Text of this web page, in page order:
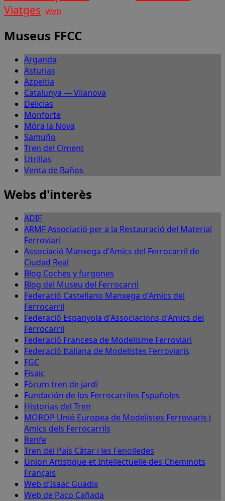
Viatges Web
Museus FFCC
Arganda
Asturias
Azpeitia
Catalunya — Vilanova
Delicias
Monforte
Móra la Nova
Samuño
Tren del Ciment
Utrillas
Venta de Baños
Webs d'interès
ADIF
ARMF Associació per a la Restauració del Material
Ferroviari
Associació Manxega d'Amics del Ferrocarril de
Ciudad Real
Blog Coches y furgones
Blog del Museu del Ferrocarril
Federació Castellano Manxega d'Amics del
Ferrocarril
Federació Espanyola d'Associacions d'Amics del
Ferrocarril
Federació Francesa de Modelisme Ferroviari
Federació Italiana de Modelistes Ferroviaris
FGC
Fisaic
Fòrum tren de jardí
Fundación de los Ferrocarriles Españoles
Historias del Tren
MOROP Unió Europea de Modelistes Ferroviaris i
Amics dels Ferrocarrils
Renfe
Tren del País Càtar i les Fenolledes
Union Artistique et Intellectuelle des Cheminots
Français
Web d’Isaac Guadix
Web de Paco Cañada